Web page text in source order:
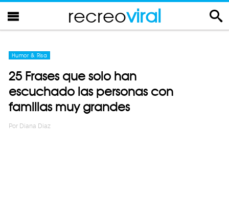
recreoviral
Humor & Risa
25 Frases que solo han
escuchado las personas con
familias muy grandes
Por Diana Diaz